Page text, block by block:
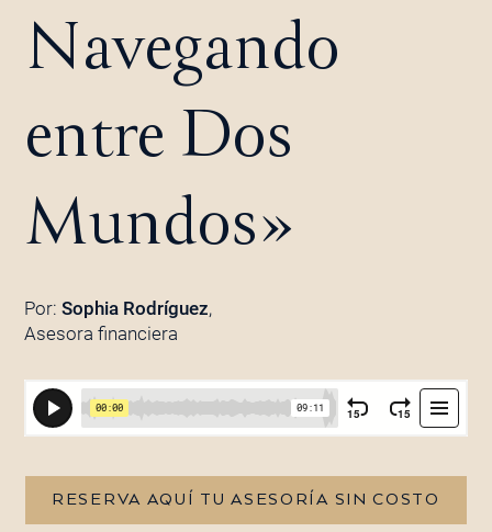
Navegando
entre Dos
Mundos»
Por: Sophia Rodríguez,
Asesora financiera
RESERVA AQUÍ TU ASESORÍA SIN COSTO